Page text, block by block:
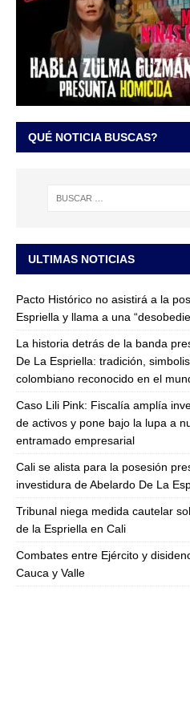
QUÉ NOTICIA BUSCAS?
ULTIMAS NOTICIAS
Pacto Histórico no asistirá a la
Espriella y llama a una
La historia detrás de la banda
De La Espriella: tradición,
colombiano reconocido en el
Caso Lili Pink: Fiscalía amplía
de activos y pone bajo la lupa a
entramado empresarial
Cali se alista para la posesión
investidura de Abelardo De La
Tribunal niega medida cautelar
de la Espriella en Cali
Combates entre Ejército y
Cauca y Valle